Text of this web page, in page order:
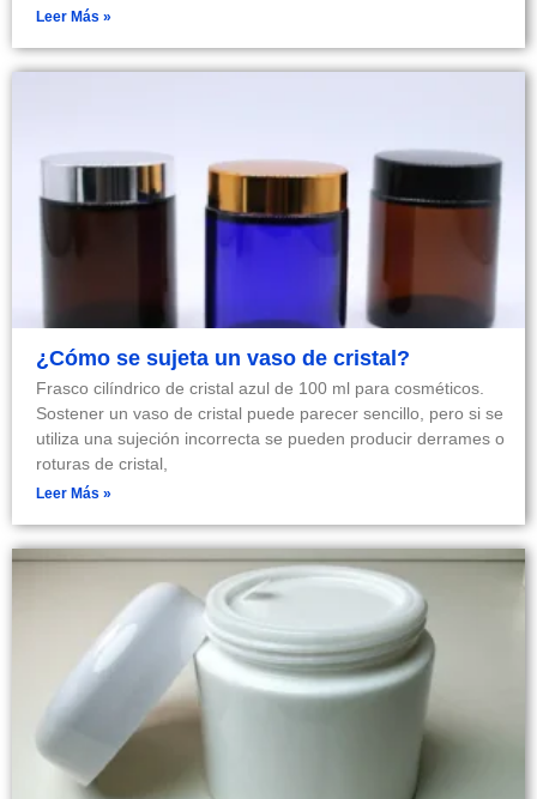
Leer Más »
¿Cómo se sujeta un vaso de cristal?
Frasco cilíndrico de cristal azul de 100 ml para cosméticos.
Sostener un vaso de cristal puede parecer sencillo, pero si se
utiliza una sujeción incorrecta se pueden producir derrames o
roturas de cristal,
Leer Más »